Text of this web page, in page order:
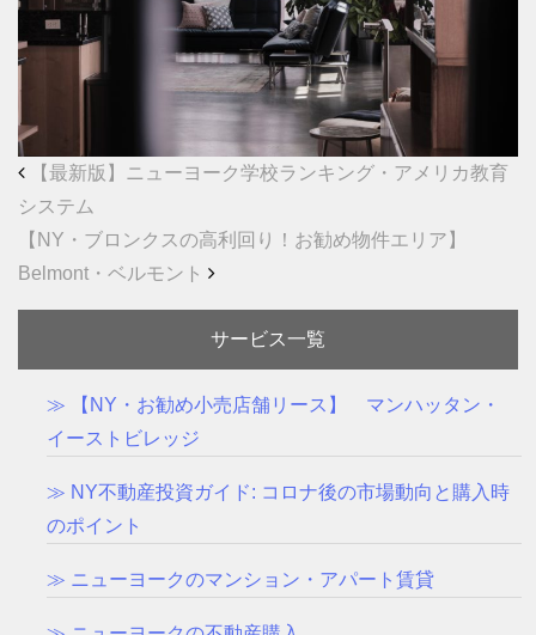
【最新版】ニューヨーク学校ランキング・アメリカ教育
システム
【NY・ブロンクスの高利回り！お勧め物件エリア】
Belmont・ベルモント
サービス一覧
≫ 【NY・お勧め小売店舗リース】 マンハッタン・
イーストビレッジ
≫ NY不動産投資ガイド: コロナ後の市場動向と購入時
のポイント
≫ ニューヨークのマンション・アパート賃貸